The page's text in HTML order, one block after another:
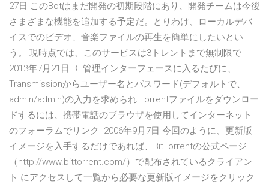
27日 このBotはまだ開発の初期段階にあり、開発チームは今後
さまざまな機能を追加する予定だ。とりわけ、ローカルデバ
イスでのビデオ、音楽ファイルの再生を簡単にしたいとい
う。 現時点では、このサービスは3トレントまで無制限で
2013年7月21日 BT管理インターフェースに入るたびに、
Transmissionからユーザー名とパスワード(デフォルトで、
admin/admin)の入力を求められ Torrentファイルをダウンロー
ドするには、携帯電話のブラウザを使用してインターネット
のフォーラムでリンク 2006年9月7日 今回のように、更新版
イメージを入手するだけであれば、BitTorrentの公式ページ
（http://www.bittorrent.com/）で配布されているクライアン
ト にアクセスして一覧から必要な更新版イメージをクリック